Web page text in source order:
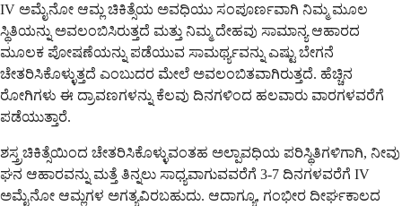
IV ಅಮೈನೋ ಆಮ್ಲ ಚಿಕಿತ್ಸೆಯ ಅವಧಿಯು ಸಂಪೂರ್ಣವಾಗಿ ನಿಮ್ಮ ಮೂಲ
ಸ್ಥಿತಿಯನ್ನು ಅವಲಂಬಿಸಿರುತ್ತದೆ ಮತ್ತು ನಿಮ್ಮ ದೇಹವು ಸಾಮಾನ್ಯ ಆಹಾರದ
ಮೂಲಕ ಪೋಷಣೆಯನ್ನು ಪಡೆಯುವ ಸಾಮರ್ಥ್ಯವನ್ನು ಎಷ್ಟು ಬೇಗನೆ
ಚೇತರಿಸಿಕೊಳ್ಳುತ್ತದೆ ಎಂಬುದರ ಮೇಲೆ ಅವಲಂಬಿತವಾಗಿರುತ್ತದೆ. ಹೆಚ್ಚಿನ
ರೋಗಿಗಳು ಈ ದ್ರಾವಣಗಳನ್ನು ಕೆಲವು ದಿನಗಳಿಂದ ಹಲವಾರು ವಾರಗಳವರೆಗೆ
ಪಡೆಯುತ್ತಾರೆ.
ಶಸ್ತ್ರಚಿಕಿತ್ಸೆಯಿಂದ ಚೇತರಿಸಿಕೊಳ್ಳುವಂತಹ ಅಲ್ಪಾವಧಿಯ ಪರಿಸ್ಥಿತಿಗಳಿಗಾಗಿ, ನೀವು
ಘನ ಆಹಾರವನ್ನು ಮತ್ತೆ ತಿನ್ನಲು ಸಾಧ್ಯವಾಗುವವರೆಗೆ 3-7 ದಿನಗಳವರೆಗೆ IV
ಅಮೈನೋ ಆಮ್ಲಗಳ ಅಗತ್ಯವಿರಬಹುದು. ಆದಾಗ್ಯೂ, ಗಂಭೀರ ದೀರ್ಘಕಾಲದ